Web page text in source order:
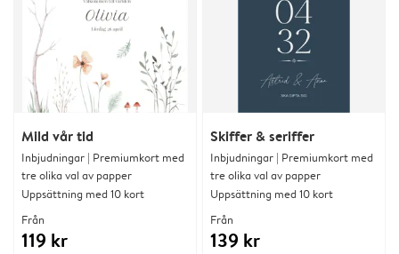
Mild vår tid
Inbjudningar | Premiumkort med
tre olika val av papper
Uppsättning med 10 kort
Från
119 kr
Skiffer & seriffer
Inbjudningar | Premiumkort med
tre olika val av papper
Uppsättning med 10 kort
Från
139 kr